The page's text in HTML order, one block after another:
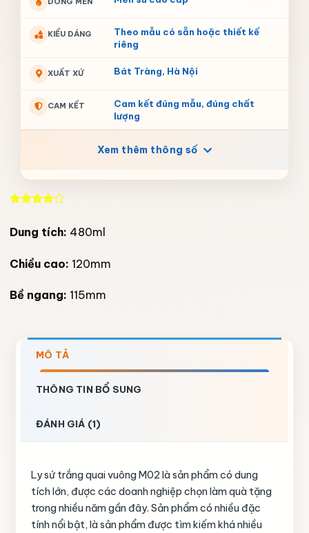
KIỂU DÁNG
Theo mẫu có sẵn hoặc thiết kế
riêng
XUẤT XỨ Bát Tràng, Hà Nội
CAM KẾT
Cam kết đúng mẫu, đúng chất
lượng
Xem thêm thông số
5 dựa
trênđánh
Dung tích: 480ml
Chiều cao: 120mm
Bề ngang: 115mm
MÔ TẢ
THÔNG TIN BỔ SUNG
ĐÁNH GIÁ (1)
Ly sứ trắng quai vuông M02 là sản phẩm có dung
tích lớn, được các doanh nghiệp chọn làm quà tặng
trong nhiều năm gần đây. Sản phẩm có nhiều đặc
tính nổi bật, là sản phẩm được tìm kiếm khá nhiều